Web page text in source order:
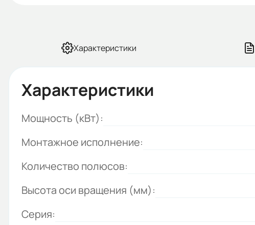
Характеристики
Характеристики
Мощность (кВт):
Монтажное исполнение:
Количество полюсов:
Высота оси вращения (мм):
Серия: